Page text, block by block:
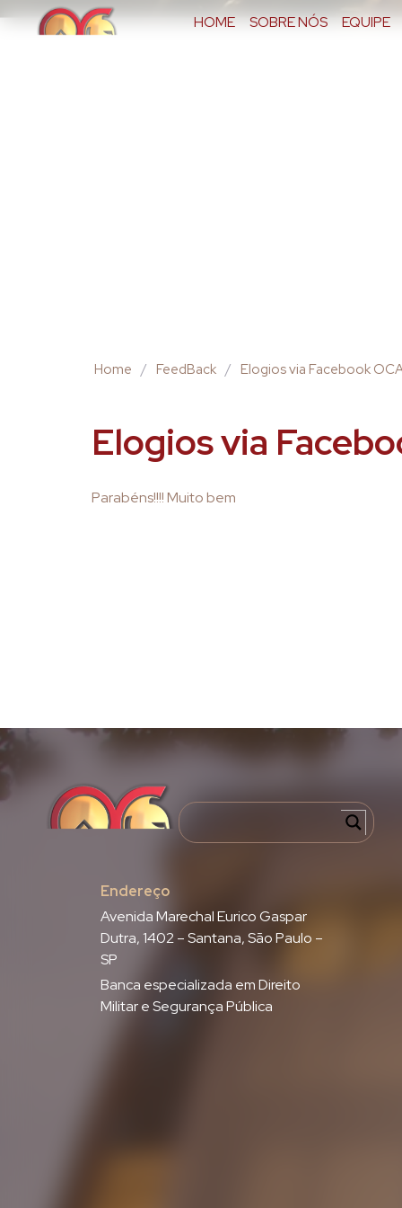
HOME SOBRE NÓS EQUIPE
Home / FeedBack / Elogios via Facebook
Elogios via
Parabéns!!!! Muito bem
Endereço
Avenida Marechal Eurico Gaspar
Dutra, 1402 – Santana, São Paulo –
SP
Banca especializada em Direito
Militar e Segurança Pública